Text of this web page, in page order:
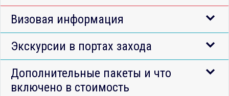
Визовая информация
Экскурсии в портах захода
Дополнительные пакеты и что
включено в стоимость